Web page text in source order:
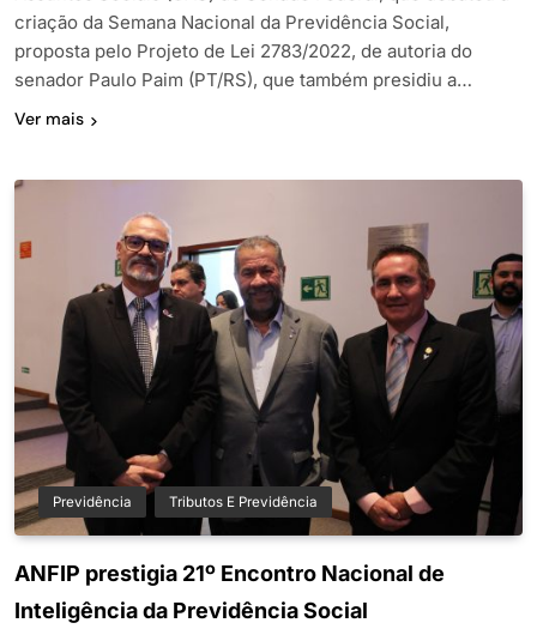
criação da Semana Nacional da Previdência Social,
proposta pelo Projeto de Lei 2783/2022, de autoria do
senador Paulo Paim (PT/RS), que também presidiu a…
Ver mais
Previdência Tributos E Previdência
ANFIP prestigia 21º Encontro Nacional de
Inteligência da Previdência Social